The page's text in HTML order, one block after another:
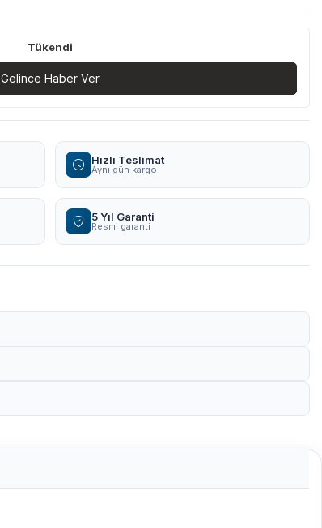
Tükendi
Gelince Haber Ver
Hızlı Teslimat
Aynı gün kargo
5 Yıl Garanti
Resmi garanti